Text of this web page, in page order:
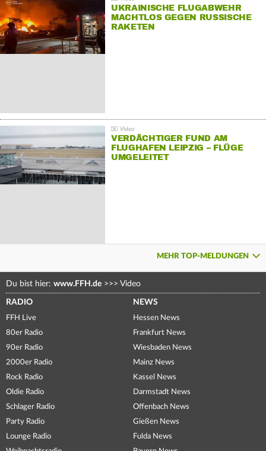
UKRAINISCHE FLUGABWEHR
MACHTLOS GEGEN RUSSISCHE
RAKETEN
VERDÄCHTIGER FUND AM
FLUGHAFEN LEIPZIG – FLÜGE
UMGELEITET
MEHR TOP-MELDUNGEN
Du bist hier: www.FFH.de >>> Video
RADIO
FFH Live
80er Radio
90er Radio
2000er Radio
Rock Radio
Oldie Radio
Schlager Radio
Party Radio
Lounge Radio
NEWS
Hessen News
Frankfurt News
Wiesbaden News
Mainz News
Kassel News
Darmstadt News
Offenbach News
Gießen News
Fulda News